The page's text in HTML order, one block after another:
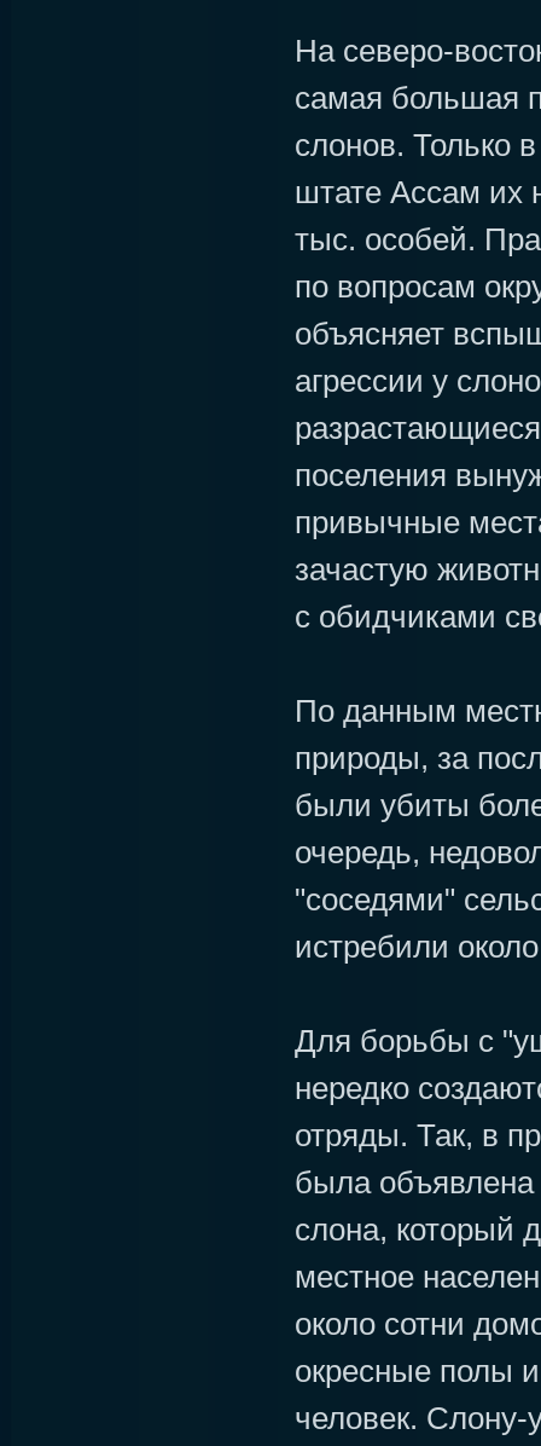
На северо-
самая большая
слонов. Только
штате Ассам их
тыс. особей.
по вопросам
объясняет
агрессии у
поселения
привычные
зачастую
с обидчиками
По данным
природы, за
были убиты
очередь,
"соседями"
истребили
Для борьбы с
нередко
отряды. Так, в
была объявлена
слона, который
местное
около сотни
окресные полы
человек.